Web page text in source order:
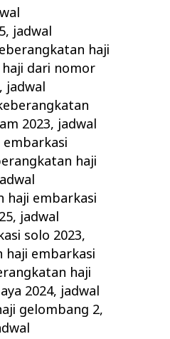
, jadwal
haji
dari nomor
, jadwal
2023, jadwal
haji
haji embarkasi
, jadwal
solo 2023,
haji embarkasi
haji
2024, jadwal
gelombang 2,